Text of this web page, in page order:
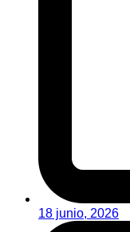
18 junio, 2026